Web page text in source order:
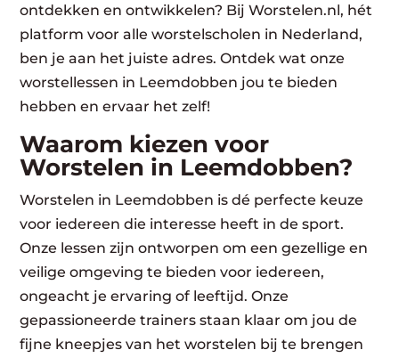
ontdekken en ontwikkelen? Bij Worstelen.nl, hét
platform voor alle worstelscholen in Nederland,
ben je aan het juiste adres. Ontdek wat onze
worstellessen in Leemdobben jou te bieden
hebben en ervaar het zelf!
Waarom kiezen voor
Worstelen in Leemdobben?
Worstelen in Leemdobben is dé perfecte keuze
voor iedereen die interesse heeft in de sport.
Onze lessen zijn ontworpen om een gezellige en
veilige omgeving te bieden voor iedereen,
ongeacht je ervaring of leeftijd. Onze
gepassioneerde trainers staan klaar om jou de
fijne kneepjes van het worstelen bij te brengen